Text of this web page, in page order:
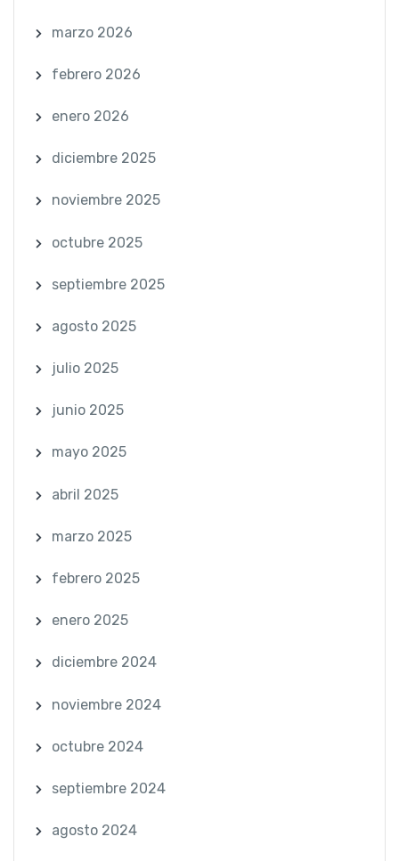
marzo 2026
febrero 2026
enero 2026
diciembre 2025
noviembre 2025
octubre 2025
septiembre 2025
agosto 2025
julio 2025
junio 2025
mayo 2025
abril 2025
marzo 2025
febrero 2025
enero 2025
diciembre 2024
noviembre 2024
octubre 2024
septiembre 2024
agosto 2024